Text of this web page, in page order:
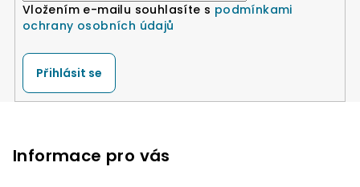
Vložením e-mailu souhlasíte s podmínkami
ochrany osobních údajů
Přihlásit se
Informace pro vás